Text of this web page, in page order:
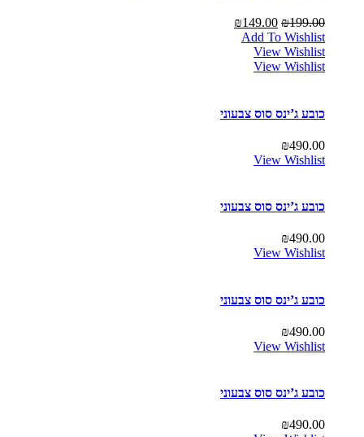
₪199.00
₪149.00
Add To Wishlist
View Wishlist
View Wishlist
כובע ג’ינס סוס צבעוני
₪490.00
View Wishlist
כובע ג’ינס סוס צבעוני
₪490.00
View Wishlist
כובע ג’ינס סוס צבעוני
₪490.00
View Wishlist
כובע ג’ינס סוס צבעוני
₪490.00